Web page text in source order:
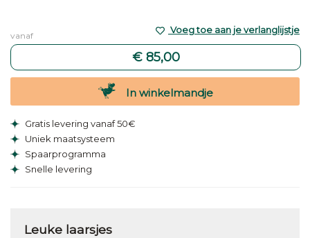
vanaf
€ 85,00
Voeg toe aan je verlanglijstje
In winkelmandje
Gratis levering vanaf 50€
Uniek maatsysteem
Spaarprogramma
Snelle levering
Leuke laarsjes